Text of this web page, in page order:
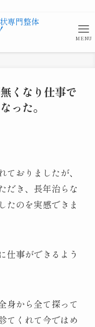
MENU
くなり仕事で
った。
おりましたが、
だき、長年治らな
たのを実感できま
仕事ができるよう
身から全て探って
てくれて今ではめ